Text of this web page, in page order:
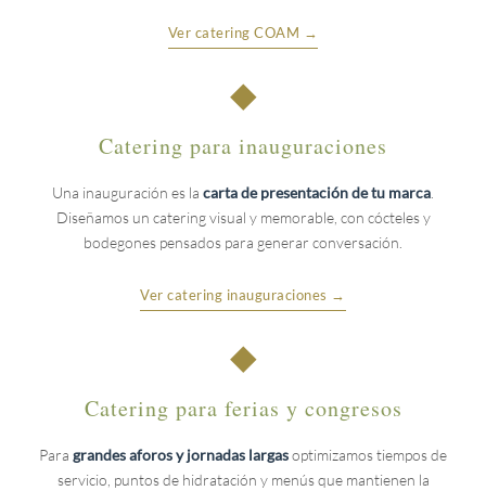
Ver catering COAM →
◆
Catering para inauguraciones
Una inauguración es la carta de presentación de tu marca
Diseñamos un catering visual y memorable, con cócteles y
bodegones pensados para generar conversación.
Ver catering inauguraciones →
◆
Catering para ferias y congresos
Para grandes aforos y jornadas largasoptimizamos tiempos de
servicio, puntos de hidratación y menús que mantienen la